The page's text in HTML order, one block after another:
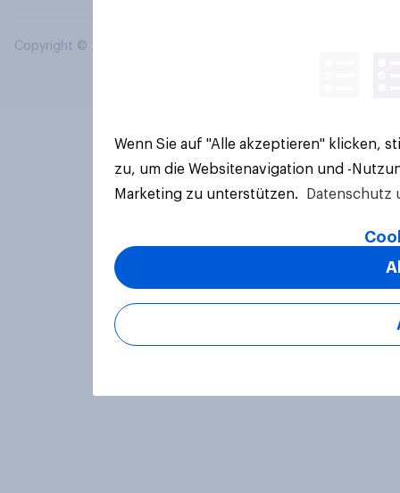
Copyright © 2026 YouGov PLC. Alle Rechte vorbehalten.
Wenn Sie auf "Alle akzeptieren" klicken,
zu, um die Websitenavigation und -
Marketing zu unterstützen.
Datenschutz